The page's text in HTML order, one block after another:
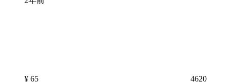
¥ 65 4620